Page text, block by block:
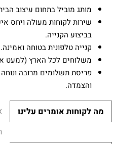
מותג מוביל בתחום עיצוב
שירות לקוחות מעולה ויחס
בביצוע הקנייה.
קנייה טלפונית בטוחה ואמינה.
משלוחים לכל הארץ (למעט
פריסת תשלומים מרובה
והצמדה.
מה לקוחות אומרים עלינו